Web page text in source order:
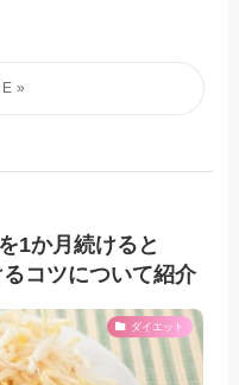
1か月続けると
コツについて紹介
ダイエット